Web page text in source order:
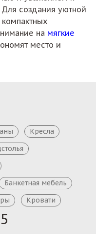
Для создания уютной
на мягкие
место и
Кресла
Банкетная мебель
Кровати